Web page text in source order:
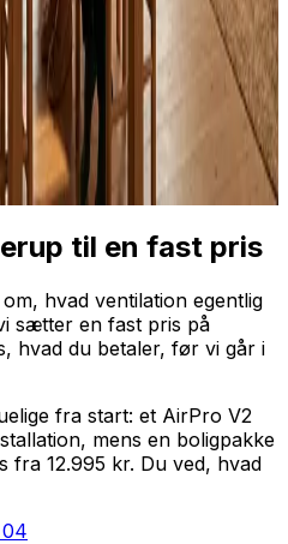
til en fast pris
hvad ventilation egentlig
sætter en fast pris på
hvad du betaler, før vi går i
fra start: et AirPro V2
mens en boligpakke
fra 12.995 kr. Du ved, hvad